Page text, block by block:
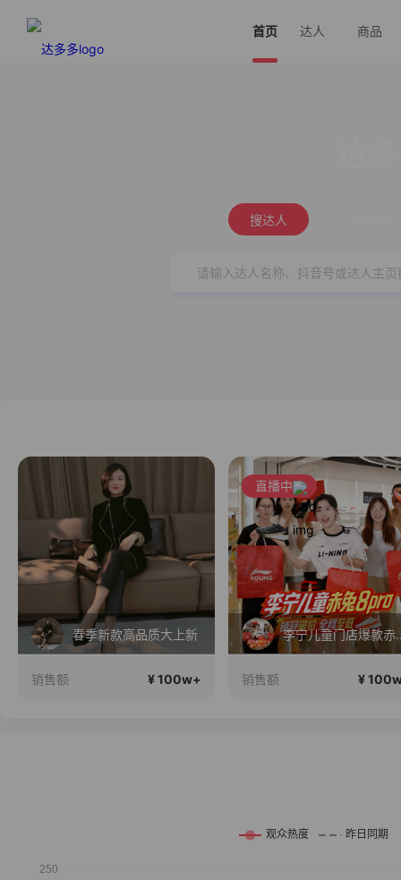
首页 达人 商品
搜达人
款高品质大上新
¥ 100w+
李宁儿童门店爆款赤兔8pro终于有货了，全网销冠刷新历史底价
销售额 ¥ 100w+ 销售额